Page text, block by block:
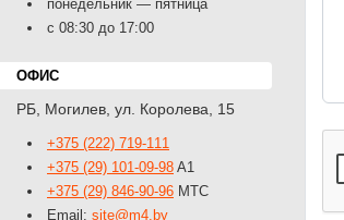
понедельник — пятница
с 08:30 до 17:00
ОФИС
РБ Могилев ул. Королева, 15
+375 (222) 719-111
+375 (29) 101-09-98 A1
+375 (29) 846-90-96 MTС
Email: site@m4.by